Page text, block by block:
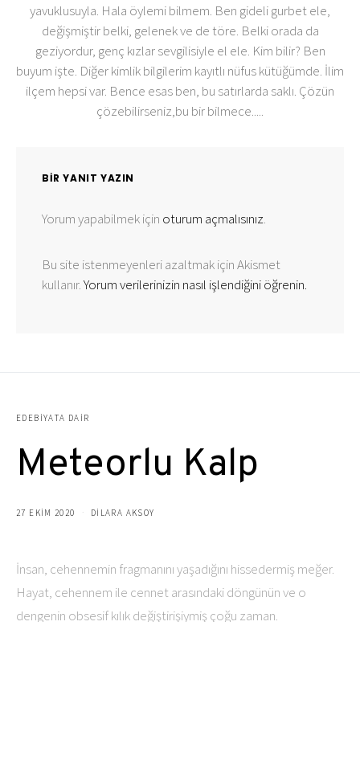
yavuklusuyla. Hala öylemi bilmem. Ben gideli gurbet ele,
değişmiştir belki, gelenek ve de töre. Belki orada da
geziyordur, genç kızlar sevgilisiyle el ele. Kim bilir? Ben
buyum işte. Diğer kimlik bilgilerim kayıtlı nüfus kütüğümde. İlim
ilçem hepsi var. Bence esas ben, bu satırlarda saklı. Çözün
çözebilirseniz,bu bir bilmece.....
BIR YANIT YAZIN
Yorum yapabilmek için oturum açmalısınız.
Bu site istenmeyenleri azaltmak için Akismet
kullanır.Yorum verilerinizin nasıl işlendiğini öğrenin.
EDEBIYATA DAIR
Meteorlu Kalp
27 EKIM 2020 DILARA AKSOY
İnsan, cehennemin fragmanını yaşadığını hissedermiş meğer.
Hayat, cehennem ile cennet arasındaki döngünün ve o
dengenin obsesif kılık değiştirişiymiş çoğu zaman.